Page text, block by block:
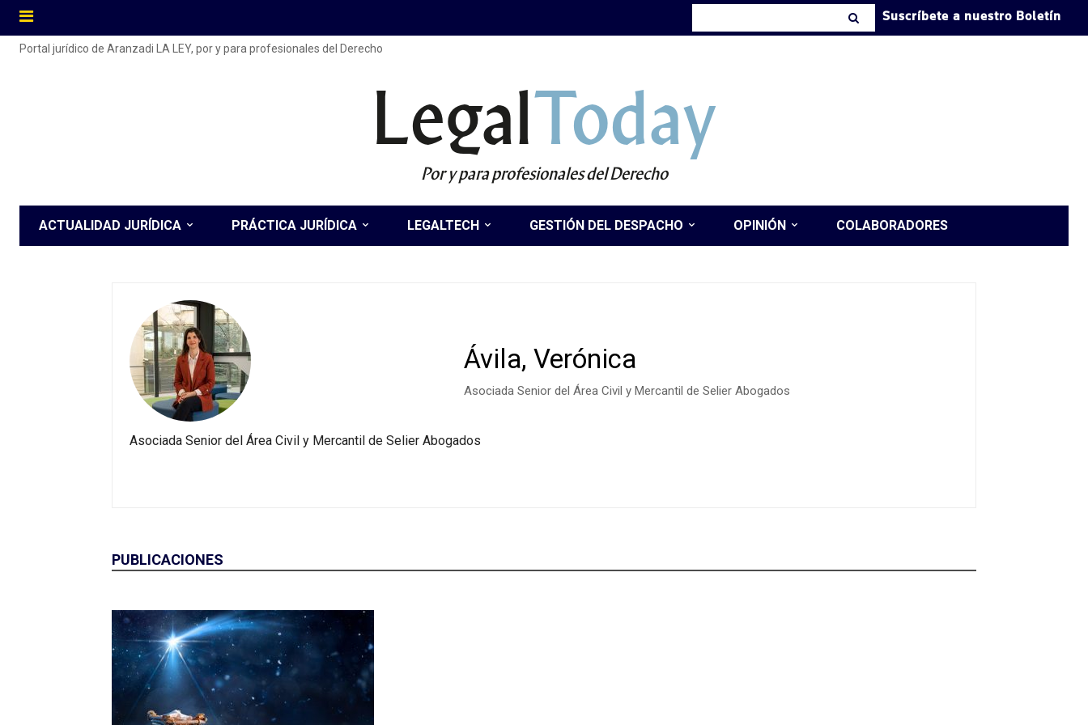
Suscríbete a nuestro Boletín
Portal jurídico de Aranzadi LA LEY, por y para profesionales del Derecho
LegalToday
Por y para profesionales del Derecho
ACTUALIDAD JURÍDICA PRÁCTICA JURÍDICA LEGALTECH GESTIÓN DEL DESPACHO OPINIÓN COLABORADORES
Ávila, Verónica
Asociada Senior del Área Civil y Mercantil de Selier Abogados
Asociada Senior del Área Civil y Mercantil de Selier Abogados
PUBLICACIONES